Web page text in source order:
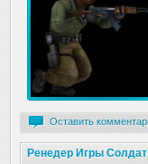
Оставить
Ренедер Игры